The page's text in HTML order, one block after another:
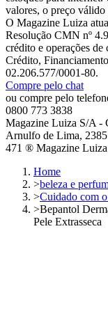
valores, o preço válido
O Magazine Luiza
Resolução CMN nº
crédito e operações
Crédito,
02.206.577/0001-80.
Compre pelo chat
ou compre pelo
0800 773 3838
Magazine Luiza S/A -
Arnulfo de Lima,
471 ® Magazine Luiza
Home
>beleza e
>Cuidado com
>Bepantol
Pele Extrasseca